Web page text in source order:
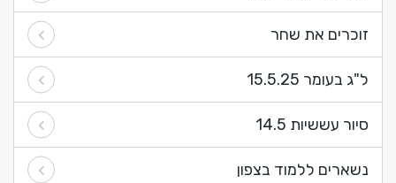
זוכרים את שחר
ל"ג בעומר 15.5.25
סיור עששיות 14.5
נשארים ללמוד בצפון